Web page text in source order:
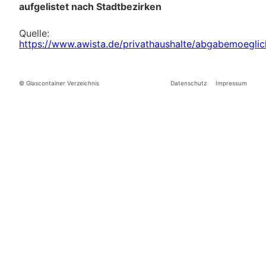
aufgelistet nach Stadtbezirken
Quelle:
https://www.awista.de/privathaushalte/
© Glascontainer Verzeichnis Datenschutz Impressum